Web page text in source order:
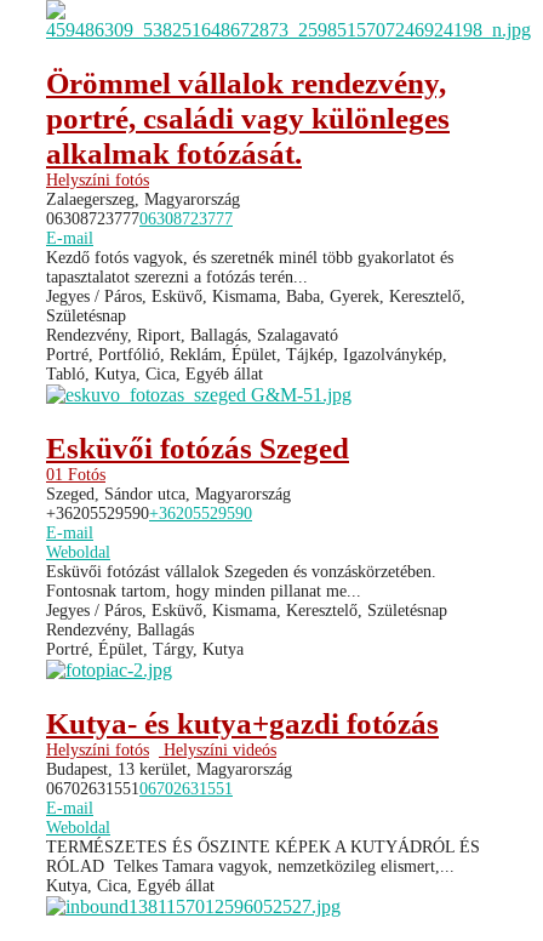
Örömmel vállalok rendezvény,
portré, családi vagy különleges
alkalmak fotózását.
Helyszíni fotós
Zalaegerszeg, Magyarország
0630872377706308723777
E-mail
Kezdő fotós vagyok, és szeretnék minél több gyakorlatot és
tapasztalatot szerezni a fotózás terén...
Jegyes / Páros, Esküvő, Kismama, Baba, Gyerek, Keresztelő,
Születésnap
Rendezvény, Riport, Ballagás, Szalagavató
Portré, Portfólió, Reklám, Épület, Tájkép, Igazolványkép,
Tabló, Kutya, Cica, Egyéb állat
Esküvői fotózás Szeged
01 Fotós
Szeged, Sándor utca, Magyarország
+36205529590+36205529590
E-mail
Weboldal
Esküvői fotózást vállalok Szegeden és vonzáskörzetében.
Fontosnak tartom, hogy minden pillanat me...
Jegyes / Páros, Esküvő, Kismama, Keresztelő, Születésnap
Rendezvény, Ballagás
Portré, Épület, Tárgy, Kutya
Kutya- és kutya+gazdi fotózás
Helyszíni fotós
Helyszíni videós
Budapest, 13 kerület, Magyarország
06702631551 06702631551
E-mail
Weboldal
TERMÉSZETES ÉS ŐSZINTE KÉPEK A KUTYÁDRÓL ÉS
RÓLAD ​ Telkes Tamara vagyok, nemzetközileg elismert,...
Kutya, Cica, Egyéb állat